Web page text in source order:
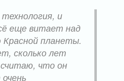
и
еще витает над
Красной планеты.
сколько лет
что он